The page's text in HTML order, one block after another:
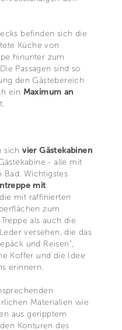
befinden sich die
Küche von
hinunter zum
Passagen sind so
den Gästebereich
ein Maximum an
sichvier Gästekabinen
- alle mit
Wichtigstes
mit
mit raffinierten
zum
als auch die
versehen, die das
und Reisen",
Koffer und die Idee
erinnern.
Materialien wie
aus geripptem
Konturen des